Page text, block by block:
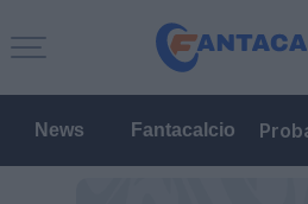
News Fantacalcio